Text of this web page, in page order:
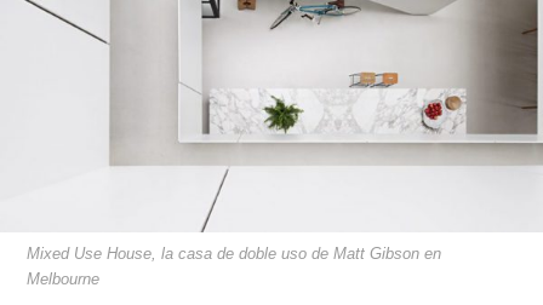
Mixed Use House, la casa de doble uso de Matt Gibson en
Melbourne